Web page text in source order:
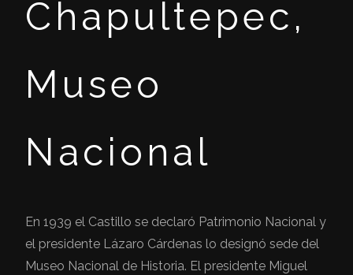
Chapultepec,
Museo
Nacional
En 1939 el Castillo se declaró Patrimonio Nacional y
el presidente Lázaro Cárdenas lo designó sede del
Museo Nacional de Historia. El presidente Miguel